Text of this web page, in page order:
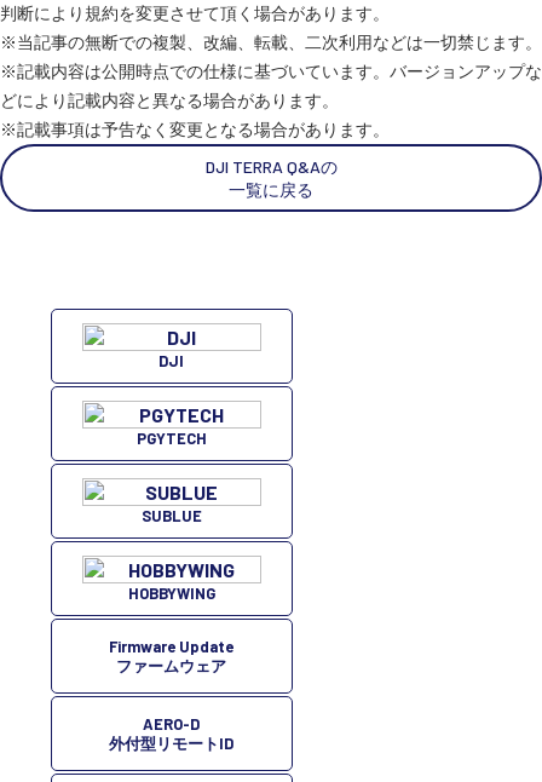
サポート・Q&A / 法人・学生のお客様
取扱店舗一覧
SEKIDO 会社概要
判断により規約を変更させて頂く場合があります。
※当記事の無断での複製、改編、転載、二次利用などは一切禁じます。
※記載内容は公開時点での仕様に基づいています。バージョンアップな
どにより記載内容と異なる場合があります。
※記載事項は予告なく変更となる場合があります。
DJI TERRA Q&Aの
一覧に戻る
DJI
PGYTECH
SUBLUE
HOBBYWING
Firmware Update
ファームウェア
AERO-D
外付型リモートID